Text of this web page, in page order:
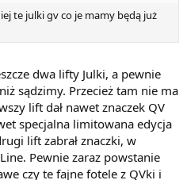
te julki gv co je mamy będą już
dwa lifty Julki, a pewnie
sądzimy. Przecież tam nie ma
lift dał nawet znaczek QV
specjalna limitowana edycja
lift zabrał znaczki, w
Pewnie zaraz powstanie
czy te fajne fotele z QVki i